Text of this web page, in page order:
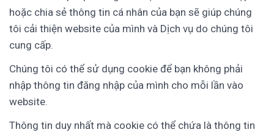
hoặc chia sẻ thông tin cá nhân của bạn sẽ giúp chúng
tôi cải thiện website của mình và Dịch vụ do chúng tôi
cung cấp.
Chúng tôi có thể sử dụng cookie để bạn không phải
nhập thông tin đăng nhập của mình cho mỗi lần vào
website.
Thông tin duy nhất mà cookie có thể chứa là thông tin